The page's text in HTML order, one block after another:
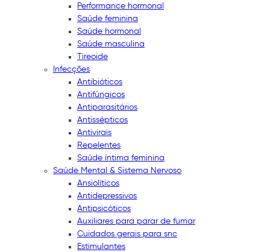
Performance hormonal
Saúde feminina
Saúde hormonal
Saúde masculina
Tireoide
Infecções
Antibióticos
Antifúngicos
Antiparasitários
Antissépticos
Antivirais
Repelentes
Saúde íntima feminina
Saúde Mental & Sistema Nervoso
Ansiolíticos
Antidepressivos
Antipsicóticos
Auxiliares para parar de fumar
Cuidados gerais para snc
Estimulantes